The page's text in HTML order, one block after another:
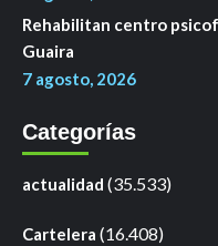
Rehabilitan centro
Guaira
7 agosto, 2026
Categorías
actualidad (35.533)
Cartelera (16.408)